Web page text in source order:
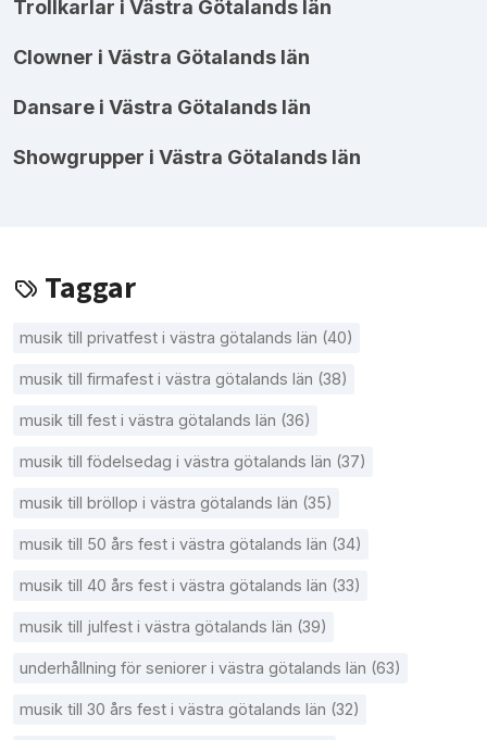
Trollkarlar i Västra Götalands län
Clowner i Västra Götalands län
Dansare i Västra Götalands län
Showgrupper i Västra Götalands län
Taggar
musik till privatfest i västra götalands län (40)
musik till firmafest i västra götalands län (38)
musik till fest i västra götalands län (36)
musik till födelsedag i västra götalands län (37)
musik till bröllop i västra götalands län (35)
musik till 50 års fest i västra götalands län (34)
musik till 40 års fest i västra götalands län (33)
musik till julfest i västra götalands län (39)
underhållning för seniorer i västra götalands län (63)
musik till 30 års fest i västra götalands län (32)